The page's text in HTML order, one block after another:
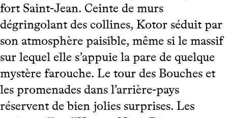
fort Saint-Jean. Ceinte de murs
dégringolant des collines, Kotor séduit par
son atmosphère paisible, même si le massif
sur lequel elle s’appuie la pare de quelque
mystère farouche. Le tour des Bouches et
les promenades dans l’arrière-pays
réservent de bien jolies surprises. Les